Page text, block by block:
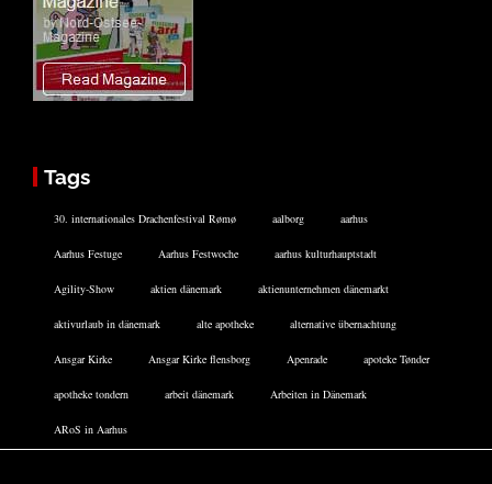
Tags
30. internationales Drachenfestival Rømø aalborg aarhus
Aarhus Festuge Aarhus Festwoche aarhus kulturhauptstadt
Agility-Show aktien dänemark aktienunternehmen dänemarkt
aktivurlaub in dänemark alte apotheke alternative übernachtung
Ansgar Kirke Ansgar Kirke flensborg Apenrade apoteke Tønder
apotheke tondern arbeit dänemark Arbeiten in Dänemark
ARoS in Aarhus